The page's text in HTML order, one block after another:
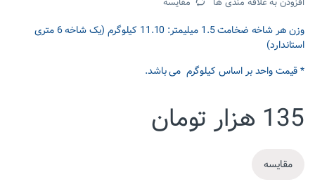
وزن هر شاخه ضخامت 1.5 میلیمتر: 11.10 کیلوگرم (یک شاخه 6 متری
استاندارد)
* قیمت واحد بر اساس کیلوگرم می باشد.
135 هزار تومان
مقایسه